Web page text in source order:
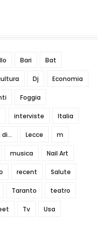
Bari Bat
Dj Economia
Foggia
interviste Italia
Lecce m
musica Nail Art
recent Salute
Taranto teatro
Tv Usa